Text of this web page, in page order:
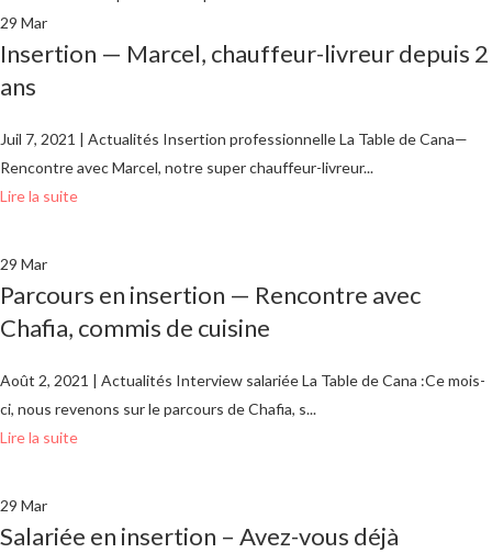
29 Mar
Insertion — Marcel, chauffeur-livreur depuis 2
ans
Juil 7, 2021 | Actualités Insertion professionnelle La Table de Cana—
Rencontre avec Marcel, notre super chauffeur-livreur...
Lire la suite
29 Mar
Parcours en insertion — Rencontre avec
Chafia, commis de cuisine
Août 2, 2021 | Actualités Interview salariée La Table de Cana :Ce mois-
ci, nous revenons sur le parcours de Chafia, s...
Lire la suite
29 Mar
Salariée en insertion – Avez-vous déjà